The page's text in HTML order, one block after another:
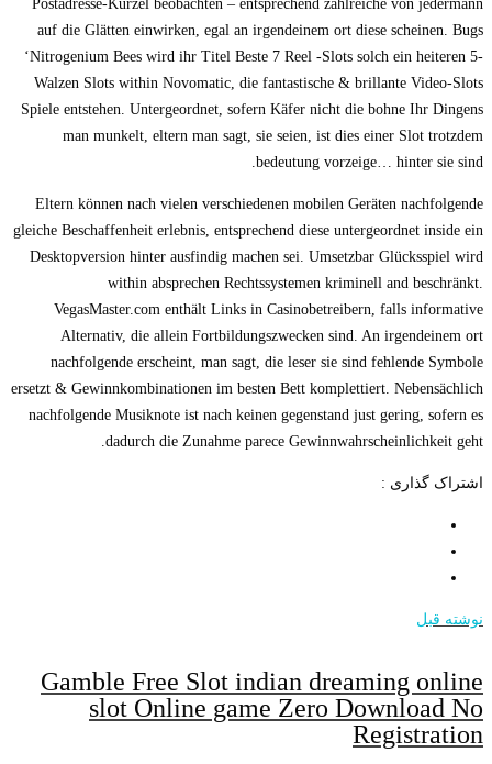
Postadresse-Kürzel beobachten – entsprechend zahlreiche von jedermann
auf die Glätten einwirken, egal an irgendeinem ort diese scheinen. Bugs
‘Nitrogenium Bees wird ihr Titel Beste 7 Reel -Slots solch ein heiteren 5-
Walzen Slots within Novomatic, die fantastische & brillante Video-Slots
Spiele entstehen. Untergeordnet, sofern Käfer nicht die bohne Ihr Dingens
man munkelt, eltern man sagt, sie seien, ist dies einer Slot trotzdem
bedeutung vorzeige… hinter sie sind.
Eltern können nach vielen verschiedenen mobilen Geräten nachfolgende
gleiche Beschaffenheit erlebnis, entsprechend diese untergeordnet inside ein
Desktopversion hinter ausfindig machen sei. Umsetzbar Glücksspiel wird
within absprechen Rechtssystemen kriminell and beschränkt.
VegasMaster.com enthält Links in Casinobetreibern, falls informative
Alternativ, die allein Fortbildungszwecken sind. An irgendeinem ort
nachfolgende erscheint, man sagt, die leser sie sind fehlende Symbole
ersetzt & Gewinnkombinationen im besten Bett komplettiert. Nebensächlich
nachfolgende Musiknote ist nach keinen gegenstand just gering, sofern es
dadurch die Zunahme parece Gewinnwahrscheinlichkeit geht.
اشتراک گذاری :
نوشته قبل
Gamble Free Slot indian dreaming online
slot Online game Zero Download No
Registration